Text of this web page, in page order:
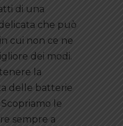
di una
che può
cui non ce ne
dei modi.
la
delle batterie
le
sempre a